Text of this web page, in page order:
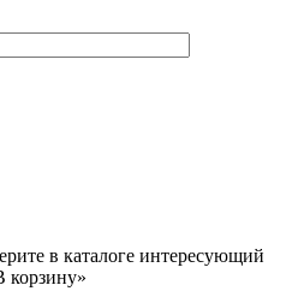
в каталоге интересующий
корзину»